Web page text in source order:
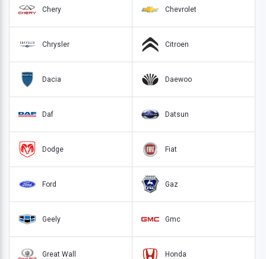
Chery Chevrolet
Chrysler Citroen
Dacia Daewoo
Daf Datsun
Dodge Fiat
Ford Gaz
Geely Gmc
Great Wall Honda